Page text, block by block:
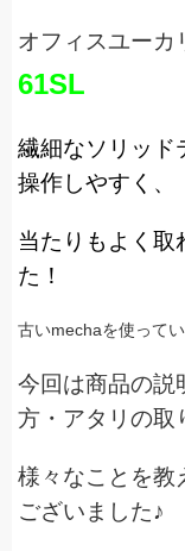
オフィスユー
61SL
繊細なソリッド
操作しやすく、
当たりもよく取
た！
古いmechaを使って
今回は商品の説
方・アタリの取
様々なことを教
ございました♪